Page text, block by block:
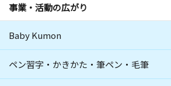
事業・活動の広がり
Baby Kumon
ペン習字・かきかた・筆ペン・毛筆